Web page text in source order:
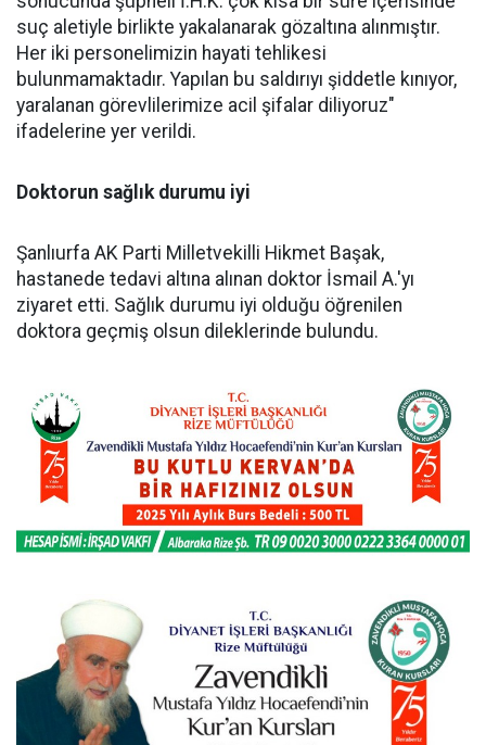
suç aletiyle birlikte yakalanarak gözaltına alınmıştır.
Her iki personelimizin hayati tehlikesi
bulunmamaktadır. Yapılan bu saldırıyı şiddetle kınıyor,
yaralanan görevlilerimize acil şifalar diliyoruz"
ifadelerine yer verildi.
Doktorun sağlık durumu iyi
Şanlıurfa AK Parti Milletvekilli Hikmet Başak,
hastanede tedavi altına alınan doktor İsmail A.'yı
ziyaret etti. Sağlık durumu iyi olduğu öğrenilen
doktora geçmiş olsun dileklerinde bulundu.